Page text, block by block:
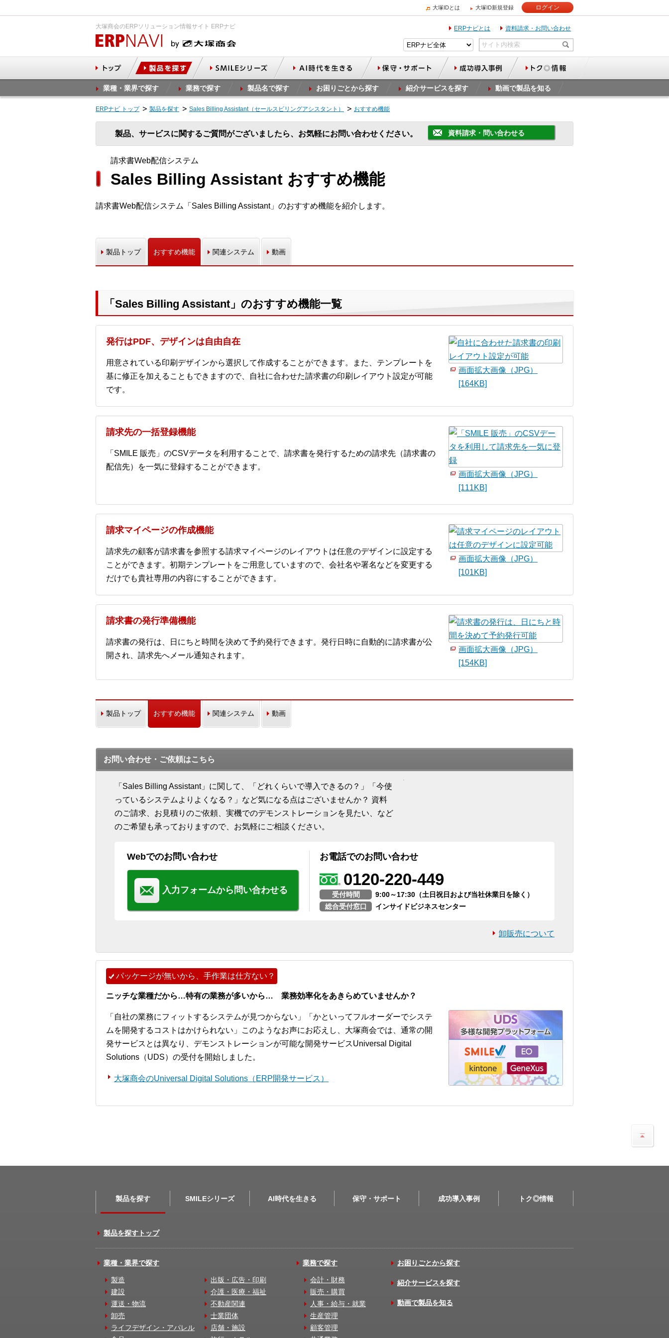
大塚IDとは 大塚ID新規登録 ログイン
大塚商会のERPソリューション情報サイト ERPナビ ERPナビとは 資料請求・お問い合わせ
業種・業界で探す 業務で探す 製品名で探す お困りごとから探す 紹介サービスを探す 動画で製品を知る
ERPナビ トップ 製品を探す Sales Billing Assistant（セールスビリングアシスタント） おすすめ機能
製品、サービスに関するご質問がございましたら、お気軽にお問い合わせください。 資料請求・問い合わせる
請求書Web配信システム
Sales Billing Assistant おすすめ機能
請求書Web配信システム「Sales Billing Assistant」のおすすめ機能を紹介します。
製品トップ おすすめ機能 関連システム 動画
「Sales Billing Assistant」のおすすめ機能一覧
発行はPDF、デザインは自由自在
用意されている印刷デザインから選択して作成することができます。また、テンプレートを
基に修正を加えることもできますので、自社に合わせた請求書の印刷レイアウト設定が可能
です。
画面拡大画像（JPG）
[164KB]
請求先の一括登録機能
「SMILE 販売」のCSVデータを利用することで、請求書を発行するための請求先（請求書の
配信先）を一気に登録することができます。
画面拡大画像（JPG）
[111KB]
請求マイページの作成機能
請求先の顧客が請求書を参照する請求マイページのレイアウトは任意のデザインに設定する
ことができます。初期テンプレートをご用意していますので、会社名や署名などを変更する
だけでも貴社専用の内容にすることができます。
画面拡大画像（JPG）
[101KB]
請求書の発行準備機能
請求書の発行は、日にちと時間を決めて予約発行できます。発行日時に自動的に請求書が公
開され、請求先へメール通知されます。
画面拡大画像（JPG）
[154KB]
製品トップ おすすめ機能 関連システム 動画
お問い合わせ・ご依頼はこちら
「Sales Billing Assistant」に関して、「どれくらいで導入できるの？」「今使
っているシステムよりよくなる？」など気になる点はございませんか？ 資料
のご請求、お見積りのご依頼、実機でのデモンストレーションを見たい、など
のご希望も承っておりますので、お気軽にご相談ください。
Webでのお問い合わせ
入力フォームから問い合わせる
お電話でのお問い合わせ
0120-220-449
受付時間
9:00～17:30（土日祝日および当社休業日を除く）
総合受付窓口
インサイドビジネスセンター
卸販売について
パッケージが無いから、手作業は仕方ない？
ニッチな業種だから…特有の業務が多いから… 業務効率化をあきらめていませんか？
「自社の業務にフィットするシステムが見つからない」「かといってフルオーダーでシステ
ムを開発するコストはかけられない」このようなお声にお応えし、大塚商会では、通常の開
発サービスとは異なり、デモンストレーションが可能な開発サービスUniversal Digital
Solutions（UDS）の受付を開始しました。
大塚商会のUniversal Digital Solutions（ERP開発サービス）
製品を探す SMILEシリーズ AI時代を生きる 保守・サポート 成功導入事例 トク◎情報
製品を探すトップ
業種・業界で探す
製造
建設
運送・物流
卸売
ライフデザイン・アパレル
出版・広告・印刷
介護・医療・福祉
不動産関連
士業団体
店舗・施設
業務で探す
会計・財務
販売・購買
人事・給与・就業
生産管理
顧客管理
お困りごとから探す
紹介サービスを探す
動画で製品を知る